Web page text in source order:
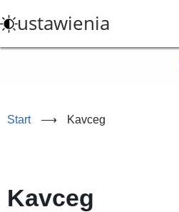
do
treści
ustawienia
Start ⟶ Kavceg
Kavceg